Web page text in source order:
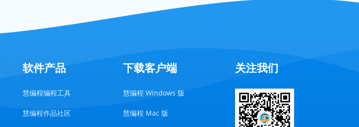
软件产品
慧编程编程工具
慧编程作品社区
下载客户端
慧编程 Windows 版
慧编程 Mac 版
关注我们